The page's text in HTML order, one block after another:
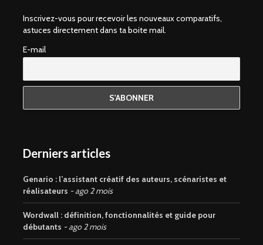
Inscrivez-vous pour recevoir les nouveaux comparatifs,
astuces directement dans ta boite mail.
E-mail
Derniers articles
Genario : l’assistant créatif des auteurs, scénaristes et
réalisateurs
ago 2 mois
Wordwall : définition, fonctionnalités et guide pour
débutants
ago 2 mois